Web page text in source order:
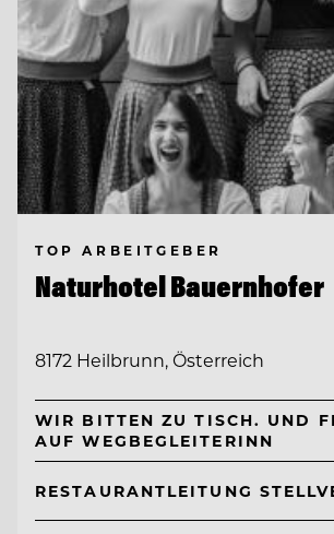
TOP ARBEITGEBER
Naturhotel Bauernhofer
8172 Heilbrunn, Österreich
WIR BITTEN ZU TISCH. UND
AUF WEGBEGLEITERINN
RESTAURANTLEITUNG